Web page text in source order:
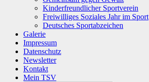
Kinderfreundlicher Sportverein
Freiwilliges Soziales Jahr im Sport
Deutsches Sportabzeichen
Galerie
Impressum
Datenschutz
Newsletter
Kontakt
Mein TSV